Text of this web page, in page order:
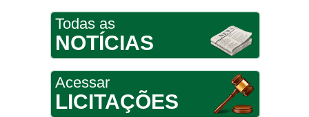
Todas as
NOTÍCIAS
Acessar
LICITAÇÕES